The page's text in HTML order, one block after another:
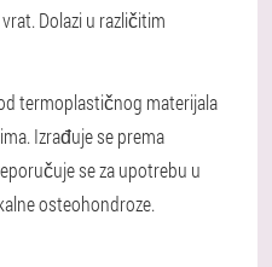
Dolazi u različitim
termoplastičnog materijala
Izrađuje se prema
se za upotrebu u
osteohondroze.